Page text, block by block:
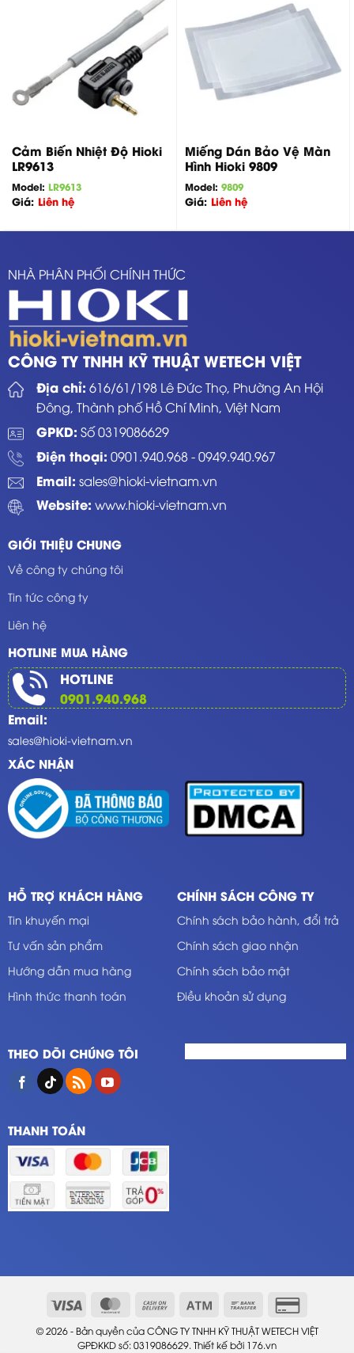
Cảm Biến Nhiệt Độ Hioki
LR9613
Model: LR9613
Giá: Liên hệ
Miếng Dán Bảo Vệ Màn
Hình Hioki 9809
Model: 9809
Giá: Liên hệ
NHÀ PHÂN PHỐI CHÍNH THỨC
CÔNG TY TNHH KỸ THUẬT WETECH VIỆT
Địa chỉ: 616/61/198 Lê Đức Thọ, Phường An Hội
Đông, Thành phố Hồ Chí Minh, Việt Nam
GPKD: Số 0319086629
Điện thoại: 0901.940.968-0949.940.967
Email: sales@hioki-vietnam.vn
Website: www.hioki-vietnam.vn
GIỚI THIỆU CHUNG
Về công ty chúng tôi
Tin tức công ty
Liên hệ
HOTLINE MUA HÀNG
HOTLINE
0901.940.968
Email:
sales@hioki-vietnam.vn
XÁC NHẬN
HỖ TRỢ KHÁCH HÀNG
Tin khuyến mại
Tư vấn sản phẩm
Hướng dẫn mua hàng
Hình thức thanh toán
CHÍNH SÁCH CÔNG TY
Chính sách bảo hành, đổi trả
Chính sách giao nhận
Chính sách bảo mật
Điều khoản sử dụng
THEO DÕI CHÚNG TÔI
THANH TOÁN
© 2026 - Bản quyền của CÔNG TY TNHH KỸ THUẬT WETECH VIỆT
GPĐKKD số: 0319086629. Thiết kế bởi 176.vn